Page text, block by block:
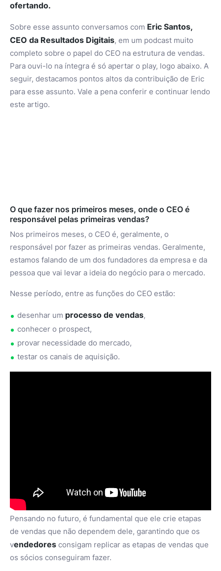
ofertando.
Sobre esse assunto conversamos com Eric Santos,
CEO da Resultados Digitais, em um podcast muito
completo sobre o papel do CEO na estrutura de vendas.
Para ouvi-lo na íntegra é só apertar o play, logo abaixo. A
seguir, destacamos pontos altos da contribuição de Eric
para esse assunto. Vale a pena conferir e continuar lendo
este artigo.
O que fazer nos primeiros meses, onde o CEO é
responsável pelas primeiras vendas?
Nos primeiros meses, o CEO é, geralmente, o
responsável por fazer as primeiras vendas. Geralmente,
estamos falando de um dos fundadores da empresa e da
pessoa que vai levar a ideia do negócio para o mercado.
Nesse período, entre as funções do CEO estão:
desenhar um processo de vendas,
conhecer o prospect,
provar necessidade do mercado,
testar os canais de aquisição.
Pensando no futuro, é fundamental que ele crie etapas
de vendas que não dependem dele, garantindo que os
vendedores consigam replicar as etapas de vendas que
os sócios conseguiram fazer.